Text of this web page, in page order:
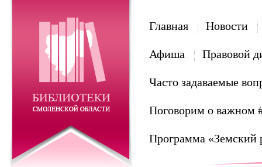
Главная Новости
Афиша Правовой
Часто задаваемые
Поговорим о важном
Программа «Земский